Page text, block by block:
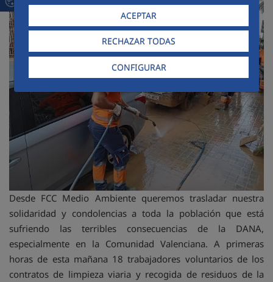
ACEPTAR
RECHAZAR TODAS
CONFIGURAR
Desde FCC Medio Ambiente queremos trasladar nuestra
solidaridad y condolencias a toda la población que está
sufriendo las terribles consecuencias de la DANA,
especialmente en la Comunidad Valenciana. A primeras
horas de esta mañana 18 trabajadores voluntarios de los
contratos de limpieza viaria y recogida de residuos de la